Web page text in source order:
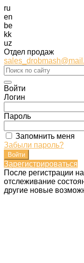
ru
en
be
kk
uz
Отдел продаж
Войти
Логин
Пароль
Запомнить меня
Забыли пароль?
Зарегистрироваться
После регистрации
отслеживание
другие новые